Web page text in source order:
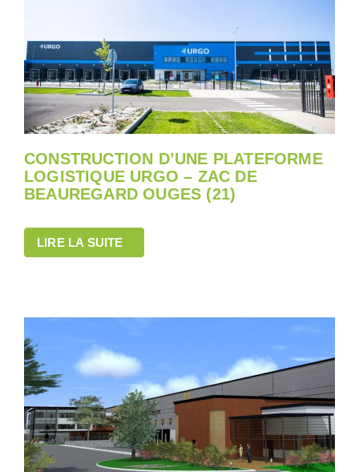
CONSTRUCTION D’UNE PLATEFORME
LOGISTIQUE URGO – ZAC DE
BEAUREGARD OUGES (21)
LIRE LA SUITE